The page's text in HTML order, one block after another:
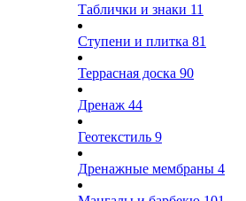
Таблички и знаки 11
Ступени и плитка 81
Террасная доска 90
Дренаж 44
Геотекстиль 9
Дренажные мембраны 4